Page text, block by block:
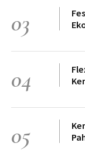
03
04
05